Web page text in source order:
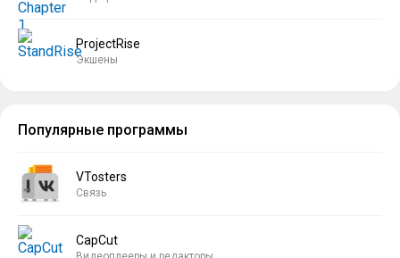
ProjectRise
Экшены
Популярные программы
VTosters
Связь
CapCut